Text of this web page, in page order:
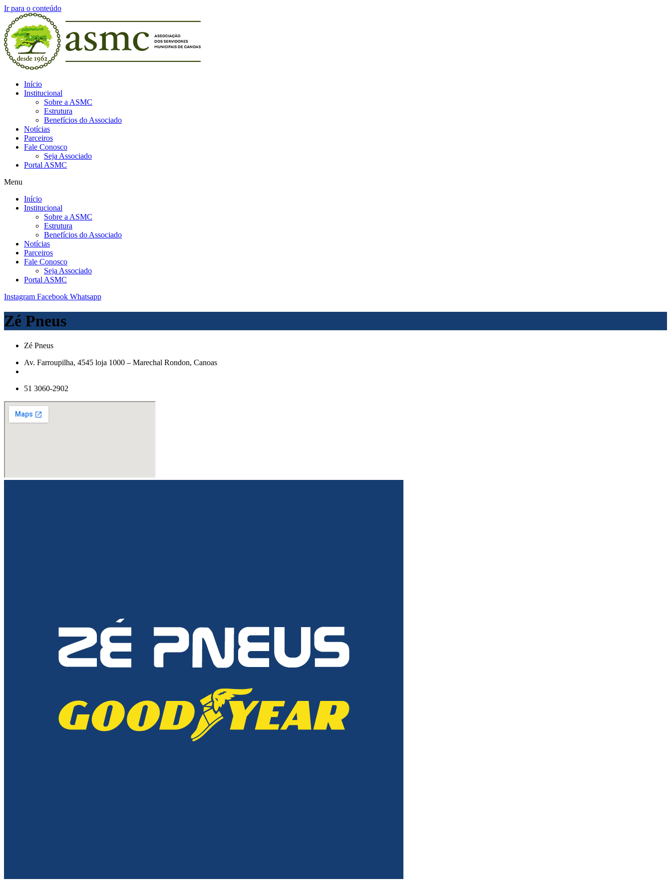
Ir para o conteúdo
Início
Institucional
Sobre a ASMC
Estrutura
Benefícios do Associado
Notícias
Parceiros
Fale Conosco
Seja Associado
Portal ASMC
Menu
Início
Institucional
Sobre a ASMC
Estrutura
Benefícios do Associado
Notícias
Parceiros
Fale Conosco
Seja Associado
Portal ASMC
Instagram Facebook Whatsapp
Zé Pneus
Zé Pneus
Av. Farroupilha, 4545 loja 1000 – Marechal Rondon, Canoas
51 3060-2902